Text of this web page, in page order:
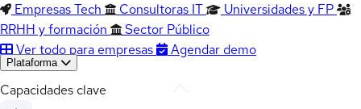
Empresas Tech
Consultoras IT
Universidades y FP
RRHH y formación
Sector Público
Ver todo para empresas
Agendar demo
Plataforma
Capacidades clave